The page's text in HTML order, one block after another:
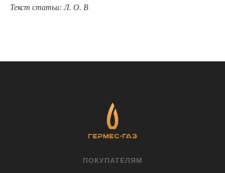
Текст статьи: Л. О. В
ПОКУПАТЕЛЯМ